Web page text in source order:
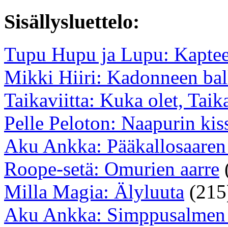
Sisällysluettelo:
Tupu Hupu ja Lupu:
Mikki Hiiri: Kadonneen
Taikaviitta: Kuka olet,
Pelle Peloton: Naapurin
Aku Ankka:
Roope-setä: Omurien aarre
Milla Magia: Älyluuta
Aku Ankka: Simppusalmen